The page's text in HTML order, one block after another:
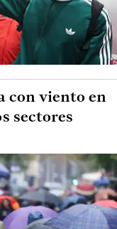
con viento en
sectores